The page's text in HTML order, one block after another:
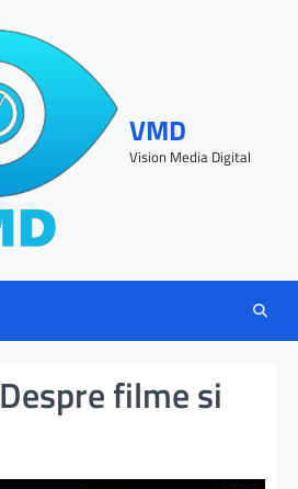
VMD
Vision Media Digital
Despre filme si